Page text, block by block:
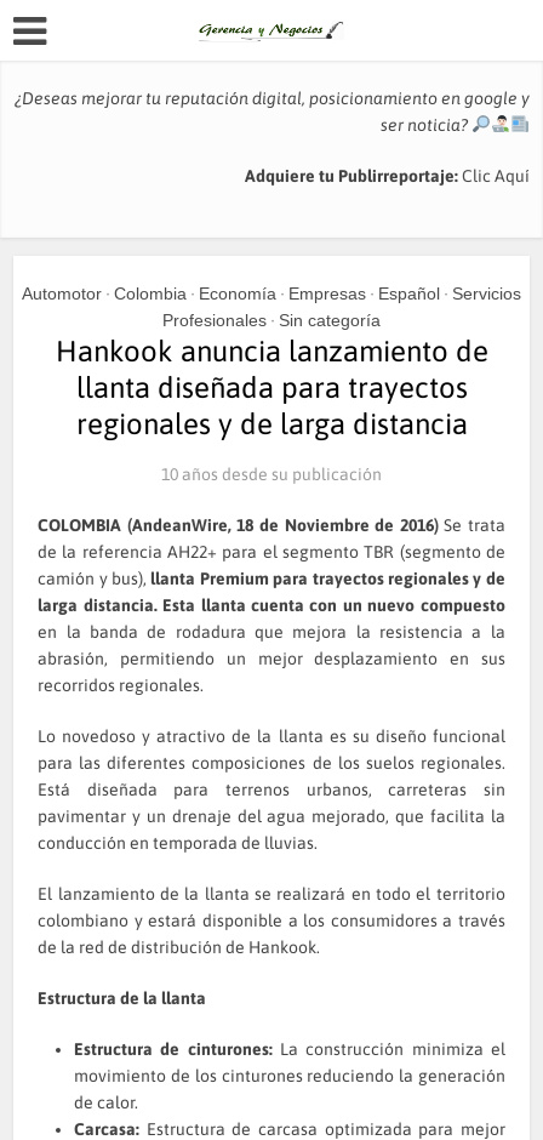
¿Deseas mejorar tu reputación digital, posicionamiento en google y
ser noticia?
Adquiere tu Publirreportaje:Clic Aquí
Automotor • Colombia • Economía • Empresas • Español • Servicios
Profesionales • Sin categoría
Hankook anuncia lanzamiento de
llanta diseñada para trayectos
regionales y de larga distancia
10 años desde su publicación
COLOMBIA (AndeanWire, 18 de Noviembre de 2016)Se trata
de la referencia AH22+ para el segmento TBR (segmento de
camión y bus), llanta Premium para trayectos regionales y de
larga distancia. Esta llanta cuenta con un nuevo compuesto
en la banda de rodadura que mejora la resistencia a la
abrasión, permitiendo un mejor desplazamiento en sus
recorridos regionales.
Lo novedoso y atractivo de la llanta es su diseño funcional
para las diferentes composiciones de los suelos regionales.
Está diseñada para terrenos urbanos, carreteras sin
pavimentar y un drenaje del agua mejorado, que facilita la
conducción en temporada de lluvias.
El lanzamiento de la llanta se realizará en todo el territorio
colombiano y estará disponible a los consumidores a través
de la red de distribución de Hankook.
Estructura de la llanta
Estructura de cinturones:La construcción minimiza el
movimiento de los cinturones reduciendo la generación
de calor.
Carcasa: Estructura de carcasa optimizada para mejor